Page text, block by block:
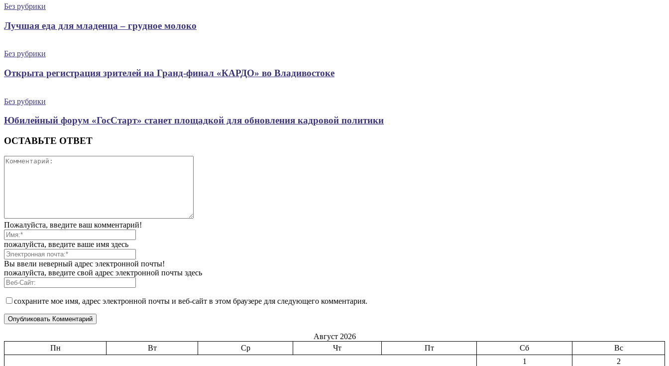
Без рубрики
Лучшая еда для младенца – грудное молоко
Без рубрики
Открыта регистрация зрителей на Гранд-финал «КАРДО» во Владивостоке
Без рубрики
Юбилейный форум «ГосСтарт» станет площадкой для обновления кадровой политики
ОСТАВЬТЕ ОТВЕТ
Пожалуйста, введите ваш комментарий!
пожалуйста, введите ваше имя здесь
Вы ввели неверный адрес электронной почты!
пожалуйста, введите свой адрес электронной почты здесь
сохраните мое имя, адрес электронной почты и веб-сайт в этом браузере для следующего комментария.
Август 2026
Пн
Вт Ср Чт Пт Сб
Вс
1
2